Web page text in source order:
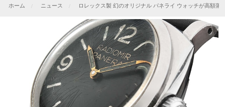
ホーム ニュース ロレックス製 幻のオリジナル パネライ ウォッチが高額落